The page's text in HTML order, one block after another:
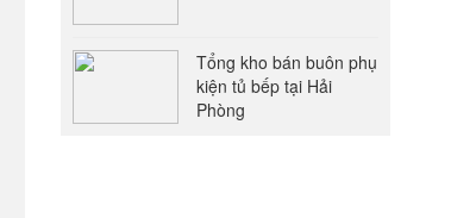
Tổng kho bán buôn phụ
kiện tủ bếp tại Hải
Phòng